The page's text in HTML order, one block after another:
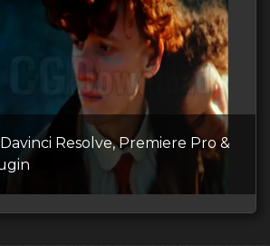
Resolve, Premiere Pro &